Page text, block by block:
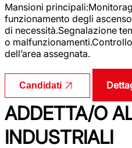
Mansioni
funzionamento degli
di necessità.Segnalazione
o
dell’area assegnata.
Candidati
ADDETTA/O
INDUSTRIALI